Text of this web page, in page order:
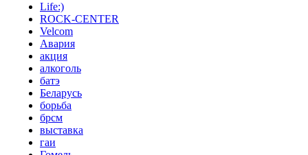
Life:)
ROCK-CENTER
Velcom
Авария
акция
алкоголь
батэ
Беларусь
борьба
брсм
выставка
гаи